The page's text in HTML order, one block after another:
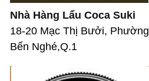
Nhà Hàng Lẩu Coca Suki
18-20 Mạc Thị Bưởi, Phường
Bến Nghé,Q.1